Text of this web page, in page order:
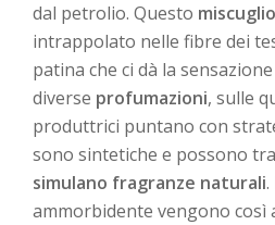
dal petrolio. Questo
intrappolato nelle fibre dei
patina che ci dà la
diverse profumazioni, sulle
produttrici puntano con
sono sintetiche e possono
simulano fragranze naturali
ammorbidente vengono così